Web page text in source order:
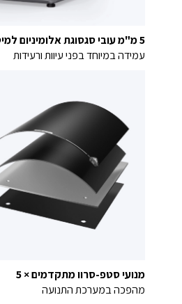
5 מ"מ עובי סגסוגת אלומיניום למיטת חימום
עמידה במיוחד בפני עיוות ורעידות
מנועי סטפ-סרוו מתקדמים × 5
מהפכה במערכת התנועה